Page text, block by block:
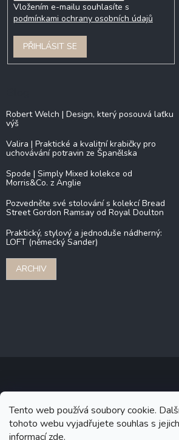
Tento web používá soubory cookie.
tohoto webu vyjadřujete souhlas s
informacízde.
Vložením e-mailu souhlasíte s
podmínkami ochrany osobních údajů
PŘIHLÁSIT SE
Robert Welch | Design, který posouvá laťku
výš
Valira | Praktické a kvalitní krabičky pro
uchovávání potravin ze Španělska
Spode | Simply Mixed kolekce od
Morris&Co. z Anglie
Pozvedněte své stolování s kolekcí Bread
Street Gordon Ramsay od Royal Doulton
Praktický, stylový a jednoduše nádherný:
LOFT (německý Sander)
ARCHIV
Copyright 2026 Stonebridge . Všechna
nastavení cookies